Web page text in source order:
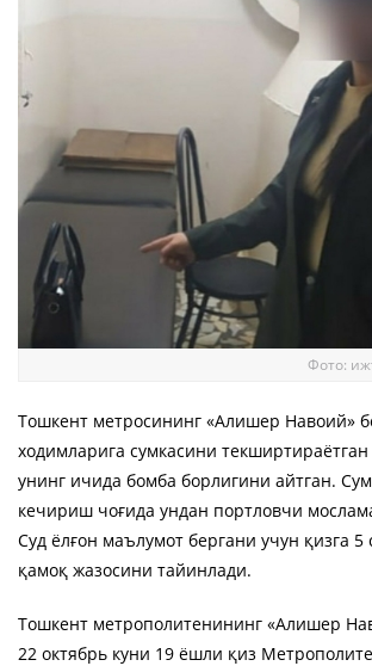
Фото:
Тошкент метросининг «Алишер Навоий»
ходимларига сумкасини
унинг ичида бомба борлигини айтган.
кечириш чоғида ундан портловчи
Суд ёлғон маълумот бергани учун қизга
қамоқ жазосини тайинлади.
Тошкент метрополитенининг «Алишер
22 октябрь куни 19 ёшли қиз